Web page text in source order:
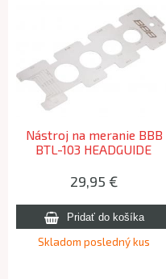
Nástroj na meranie BBB
BTL-103 HEADGUIDE
29,95 €
Skladom posledný kus